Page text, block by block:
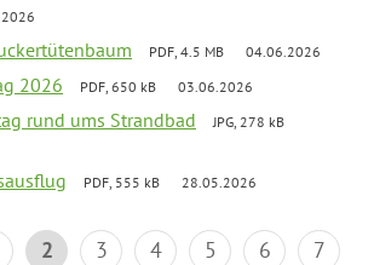
PDF, 4.5 MB 04.06.2026
2026 PDF, 650 kB 03.06.2026
rund ums Strandbad
JPG, 278 kB
PDF, 555 kB 28.05.2026
2 3 4 5 6
7